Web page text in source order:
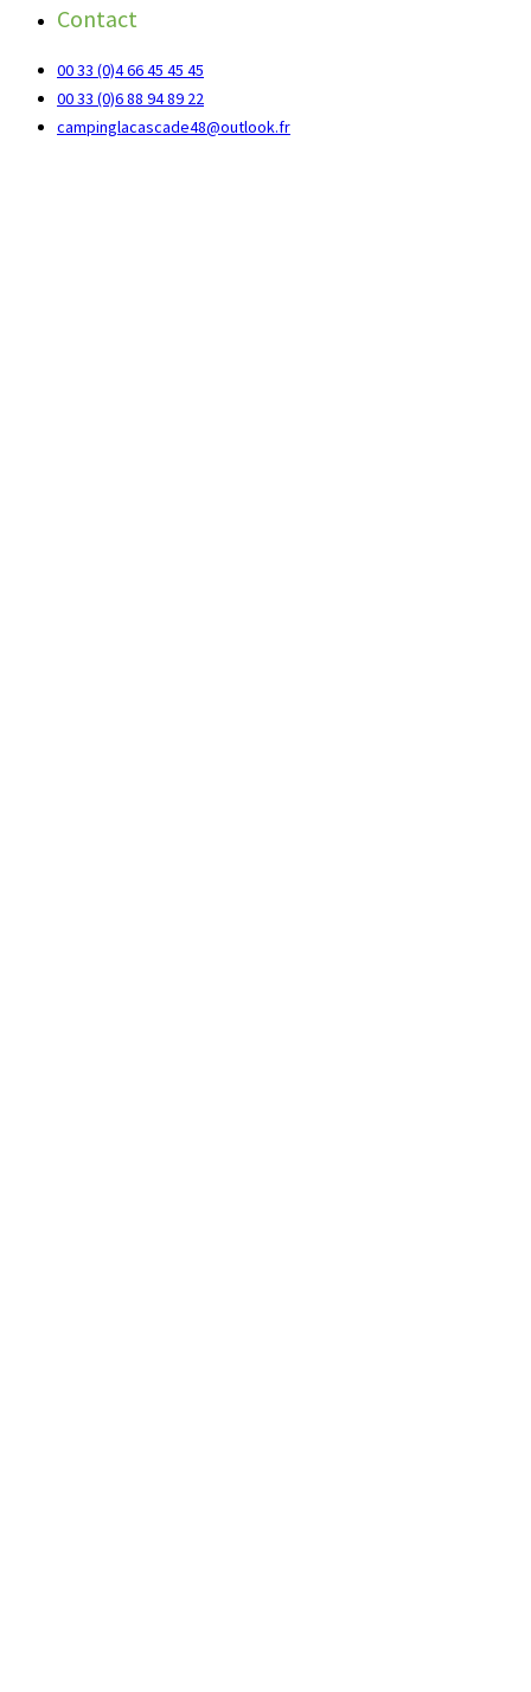
Contact
00 33 (0)4 66 45 45 45
00 33 (0)6 88 94 89 22
campinglacascade48@outlook.fr